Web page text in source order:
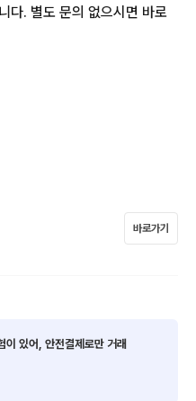
다. 별도 문의 없으시면 바로
바로가기
이 있어, 안전결제로만 거래